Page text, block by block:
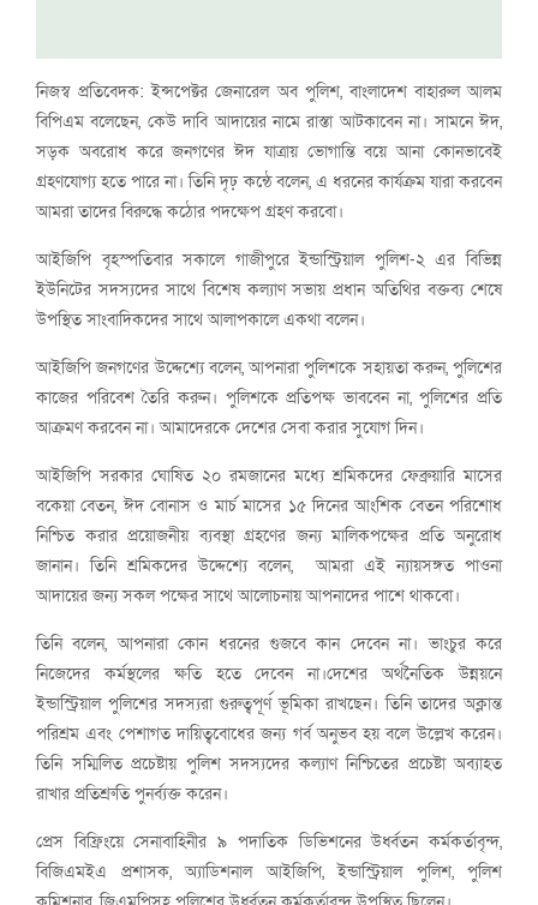
নিজস্ব প্রতিবেদক: ইন্সপেক্টর জেনারেল অব পুলিশ, বাংলাদেশ বাহারুল আলম
বিপিএম বলেছেন, কেউ দাবি আদায়ের নামে রাস্তা আটকাবেন না। সামনে ঈদ,
সড়ক অবরোধ করে জনগণের ঈদ যাত্রায় ভোগান্তি বয়ে আনা কোনভাবেই
গ্রহণযোগ্য হতে পারে না। তিনি দৃঢ় কন্ঠে বলেন, এ ধরনের কার্যক্রম যারা করবেন
আমরা তাদের বিরুদ্ধে কঠোর পদক্ষেপ গ্রহণ করবো।
আইজিপি বৃহস্পতিবার সকালে গাজীপুরে ইন্ডাস্ট্রিয়াল পুলিশ-২ এর বিভিন্ন
ইউনিটের সদস্যদের সাথে বিশেষ কল্যাণ সভায় প্রধান অতিথির বক্তব্য শেষে
উপস্থিত সাংবাদিকদের সাথে আলাপকালে একথা বলেন।
আইজিপি জনগণের উদ্দেশ্যে বলেন, আপনারা পুলিশকে সহায়তা করুন, পুলিশের
কাজের পরিবেশ তৈরি করুন। পুলিশকে প্রতিপক্ষ ভাববেন না, পুলিশের প্রতি
আক্রমণ করবেন না। আমাদেরকে দেশের সেবা করার সুযোগ দিন।
আইজিপি সরকার ঘোষিত ২০ রমজানের মধ্যে শ্রমিকদের ফেব্রুয়ারি মাসের
বকেয়া বেতন, ঈদ বোনাস ও মার্চ মাসের ১৫ দিনের আংশিক বেতন পরিশোধ
নিশ্চিত করার প্রয়োজনীয় ব্যবস্থা গ্রহণের জন্য মালিকপক্ষের প্রতি অনুরোধ
জানান। তিনি শ্রমিকদের উদ্দেশ্যে বলেন, আমরা এই ন্যায়সঙ্গত পাওনা
আদায়ের জন্য সকল পক্ষের সাথে আলোচনায় আপনাদের পাশে থাকবো।
তিনি বলেন, আপনারা কোন ধরনের গুজবে কান দেবেন না। ভাংচুর করে
নিজেদের কর্মস্থলের ক্ষতি হতে দেবেন না।দেশের অর্থনৈতিক উন্নয়নে
ইন্ডাস্ট্রিয়াল পুলিশের সদস্যরা গুরুত্বপূর্ণ ভূমিকা রাখছেন। তিনি তাদের অক্লান্ত
পরিশ্রম এবং পেশাগত দায়িত্ববোধের জন্য গর্ব অনুভব হয় বলে উল্লেখ করেন।
তিনি সম্মিলিত প্রচেষ্টায় পুলিশ সদস্যদের কল্যাণ নিশ্চিতের প্রচেষ্টা অব্যাহত
রাখার প্রতিশ্রুতি পুনর্ব্যক্ত করেন।
প্রেস বিফ্রিংয়ে সেনাবাহিনীর ৯ পদাতিক ডিভিশনের উর্ধ্বতন কর্মকর্তাবৃন্দ,
বিজিএমইএ প্রশাসক, অ্যাডিশনাল আইজিপি, ইন্ডাস্ট্রিয়াল পুলিশ, পুলিশ